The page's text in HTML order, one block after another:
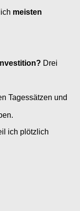
meisten
Drei
Tagessätzen und
ich plötzlich